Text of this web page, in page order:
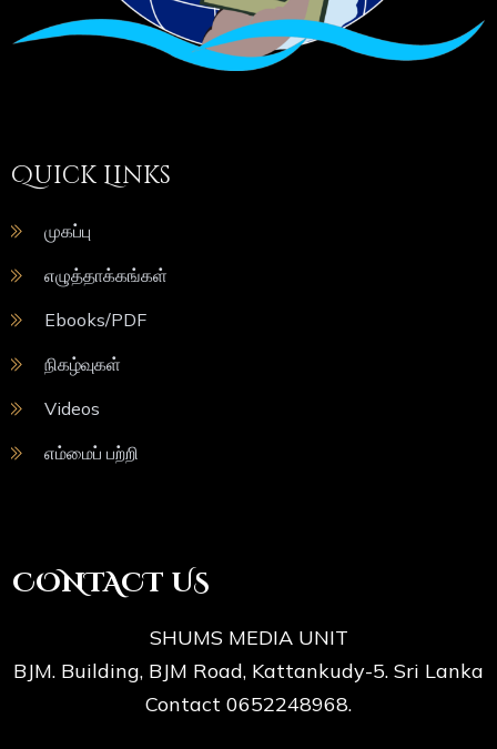
Quick Links
முகப்பு
எழுத்தாக்கங்கள்
Ebooks/PDF
நிகழ்வுகள்
Videos
எம்மைப் பற்றி
CONTACT US
SHUMS MEDIA UNIT
BJM. Building, BJM Road, Kattankudy-5. Sri Lanka
Contact 0652248968.